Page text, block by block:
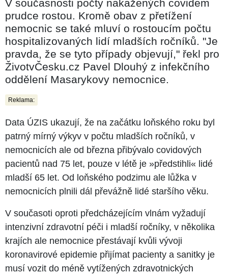
V současnosti počty nakažených covidem
prudce rostou. Kromě obav z přetížení
nemocnic se také mluví o rostoucím počtu
hospitalizovaných lidí mladších ročníků. "Je
pravda, že se tyto případy objevují," řekl pro
ŽivotvČesku.cz Pavel Dlouhý z infekčního
oddělení Masarykovy nemocnice.
Reklama:
Data ÚZIS ukazují, že na začátku loňského roku byl
patrný mírný výkyv v počtu mladších ročníků, v
nemocnicích ale od března přibývalo covidových
pacientů nad 75 let, pouze v létě je »předstihli« lidé
mladší 65 let. Od loňského podzimu ale lůžka v
nemocnicích plnili dál převážně lidé staršího věku.
V současoti oproti předcházejícím vlnám vyžadují
intenzivní zdravotní péči i mladší ročníky, v několika
krajích ale nemocnice přestávají kvůli vývoji
koronavirové epidemie přijímat pacienty a sanitky je
musí vozit do méně vytížených zdravotnických